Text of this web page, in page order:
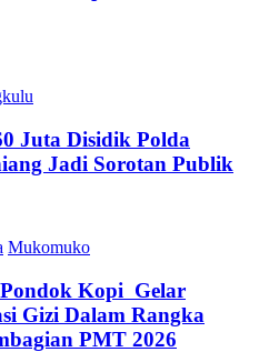
Juta Disidik Polda
Jadi Sorotan Publik
Mukomuko
Pondok Kopi Gelar
Gizi Dalam Rangka
PMT 2026